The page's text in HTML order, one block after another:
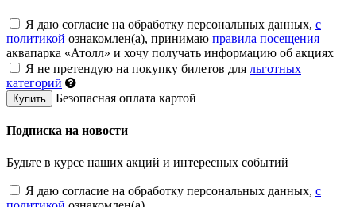
Я даю согласие на обработку персональных данных, c
политикой ознакомлен(а), принимаю правила посещения
аквапарка «Атолл» и хочу получать информацию об акциях
Я не претендую на покупку билетов для льготных
категорий
Купить Безопасная оплата картой
Подписка на новости
Будьте в курсе наших акций и интересных событий
Я даю согласие на обработку персональных данных, c